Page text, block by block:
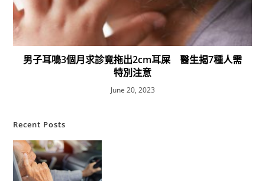
男子耳鳴3個月求診竟拖出2cm耳屎 醫生揭7種人需
特別注意
June 20, 2023
Recent Posts